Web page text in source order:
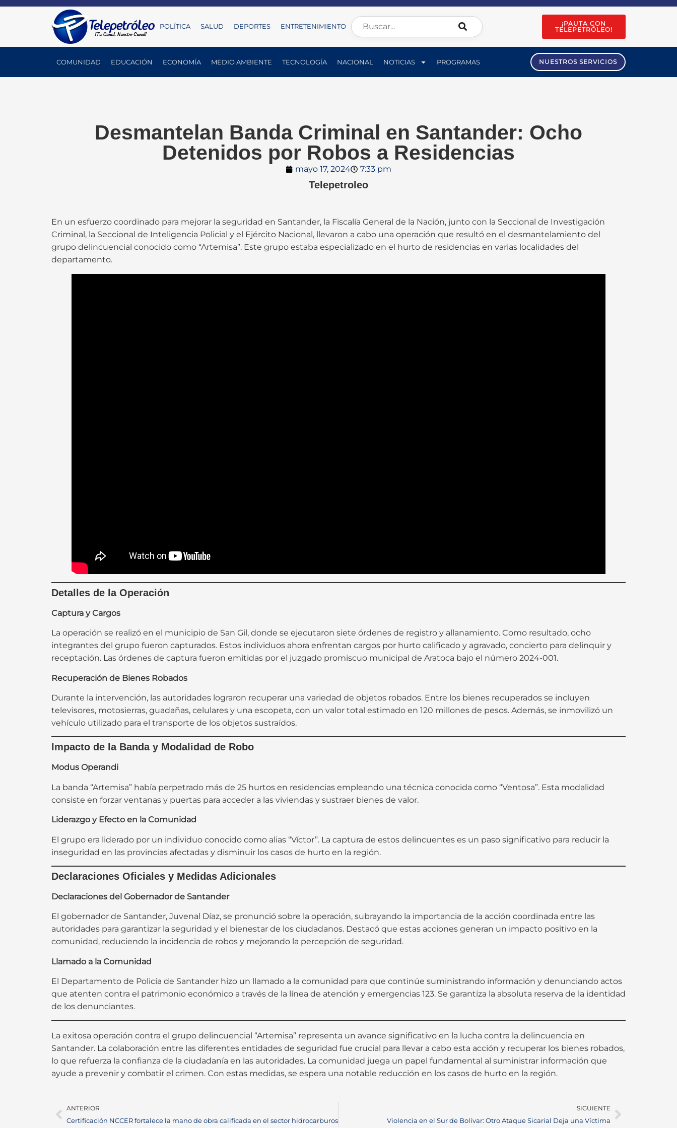
POLÍTICA SALUD DEPORTES ENTRETENIMIENTO
¡PAUTA CON
TELEPETRÓLEO!
COMUNIDAD EDUCACIÓN ECONOMÍA MEDIO AMBIENTE TECNOLOGÍA NACIONAL NOTICIAS PROGRAMAS NUESTROS SERVICIOS
Desmantelan Banda Criminal en Santander: Ocho
Detenidos por Robos a Residencias
mayo 17, 2024 7:33 pm
Telepetroleo
En un esfuerzo coordinado para mejorar la seguridad en Santander, la Fiscalía General de la Nación, junto con la Seccional de Investigación
Criminal, la Seccional de Inteligencia Policial y el Ejército Nacional, llevaron a cabo una operación que resultó en el desmantelamiento del
grupo delincuencial conocido como “Artemisa”. Este grupo estaba especializado en el hurto de residencias en varias localidades del
departamento.
Detalles de la Operación
Captura y Cargos
La operación se realizó en el municipio de San Gil, donde se ejecutaron siete órdenes de registro y allanamiento. Como resultado, ocho
integrantes del grupo fueron capturados. Estos individuos ahora enfrentan cargos por hurto calificado y agravado, concierto para delinquir y
receptación. Las órdenes de captura fueron emitidas por el juzgado promiscuo municipal de Aratoca bajo el número 2024-001.
Recuperación de Bienes Robados
Durante la intervención, las autoridades lograron recuperar una variedad de objetos robados. Entre los bienes recuperados se incluyen
televisores, motosierras, guadañas, celulares y una escopeta, con un valor total estimado en 120 millones de pesos. Además, se inmovilizó un
vehículo utilizado para el transporte de los objetos sustraídos.
Impacto de la Banda y Modalidad de Robo
Modus Operandi
La banda “Artemisa” había perpetrado más de 25 hurtos en residencias empleando una técnica conocida como “Ventosa”. Esta modalidad
consiste en forzar ventanas y puertas para acceder a las viviendas y sustraer bienes de valor.
Liderazgo y Efecto en la Comunidad
El grupo era liderado por un individuo conocido como alias “Víctor”. La captura de estos delincuentes es un paso significativo para reducir la
inseguridad en las provincias afectadas y disminuir los casos de hurto en la región.
Declaraciones Oficiales y Medidas Adicionales
Declaraciones del Gobernador de Santander
El gobernador de Santander, Juvenal Díaz, se pronunció sobre la operación, subrayando la importancia de la acción coordinada entre las
autoridades para garantizar la seguridad y el bienestar de los ciudadanos. Destacó que estas acciones generan un impacto positivo en la
comunidad, reduciendo la incidencia de robos y mejorando la percepción de seguridad.
Llamado a la Comunidad
El Departamento de Policía de Santander hizo un llamado a la comunidad para que continúe suministrando información y denunciando actos
que atenten contra el patrimonio económico a través de la línea de atención y emergencias 123. Se garantiza la absoluta reserva de la identidad
de los denunciantes.
La exitosa operación contra el grupo delincuencial “Artemisa” representa un avance significativo en la lucha contra la delincuencia en
Santander. La colaboración entre las diferentes entidades de seguridad fue crucial para llevar a cabo esta acción y recuperar los bienes robados,
lo que refuerza la confianza de la ciudadanía en las autoridades. La comunidad juega un papel fundamental al suministrar información que
ayude a prevenir y combatir el crimen. Con estas medidas, se espera una notable reducción en los casos de hurto en la región.
ANTERIOR
Certificación NCCER fortalece la mano de obra calificada en el sector hidrocarburos
SIGUIENTE
Violencia en el Sur de Bolívar: Otro Ataque Sicarial Deja una Víctima